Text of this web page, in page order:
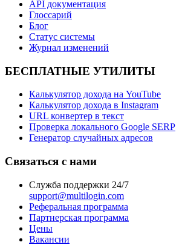
API документация
Глоссарий
Блог
Статус системы
Журнал изменений
БЕСПЛАТНЫЕ УТИЛИТЫ
Калькулятор дохода на YouTube
Калькулятор дохода в Instagram
URL конвертер в текст
Проверка локального Google SERP
Генератор случайных адресов
Связаться с нами
Служба поддержки 24/7
support@multilogin.com
Реферальная программа
Партнерская программа
Цены
Вакансии